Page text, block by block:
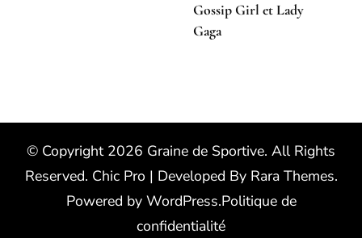
Gossip Girl et Lady
Gaga
© Copyright 2026 Graine de Sportive. All Rights
Reserved. Chic Pro | Developed By Rara Themes.
Powered by WordPress.Politique de
confidentialité